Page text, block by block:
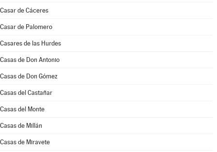
Casar de Cáceres
Casar de Palomero
Casares de las Hurdes
Casas de Don Antonio
Casas de Don Gómez
Casas del Castañar
Casas del Monte
Casas de Millán
Casas de Miravete